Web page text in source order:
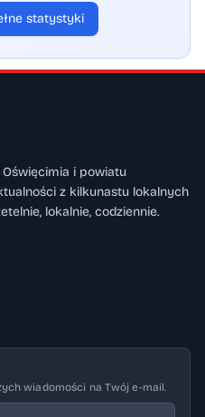
statystyki
i powiatu
z kilkunastu lokalnych
lokalnie, codziennie.
wiadomości na Twój e-mail.